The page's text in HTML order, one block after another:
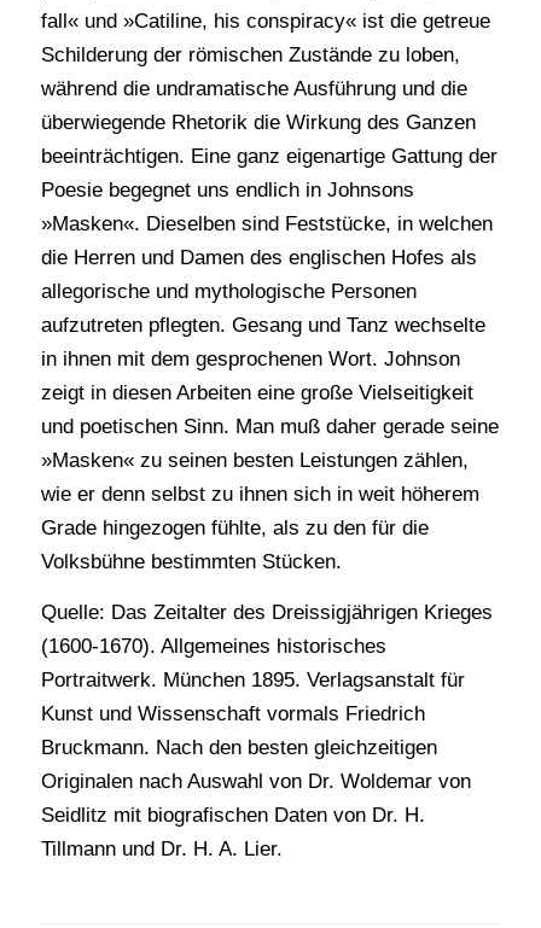
fall« und »Catiline, his conspiracy« ist die getreue
Schilderung der römischen Zustände zu loben,
während die undramatische Ausführung und die
überwiegende Rhetorik die Wirkung des Ganzen
beeinträchtigen. Eine ganz eigenartige Gattung der
Poesie begegnet uns endlich in Johnsons
»Masken«. Dieselben sind Feststücke, in welchen
die Herren und Damen des englischen Hofes als
allegorische und mythologische Personen
aufzutreten pflegten. Gesang und Tanz wechselte
in ihnen mit dem gesprochenen Wort. Johnson
zeigt in diesen Arbeiten eine große Vielseitigkeit
und poetischen Sinn. Man muß daher gerade seine
»Masken« zu seinen besten Leistungen zählen,
wie er denn selbst zu ihnen sich in weit höherem
Grade hingezogen fühlte, als zu den für die
Volksbühne bestimmten Stücken.
Quelle: Das Zeitalter des Dreissigjährigen Krieges
(1600-1670). Allgemeines historisches
Portraitwerk. München 1895. Verlagsanstalt für
Kunst und Wissenschaft vormals Friedrich
Bruckmann. Nach den besten gleichzeitigen
Originalen nach Auswahl von Dr. Woldemar von
Seidlitz mit biografischen Daten von Dr. H.
Tillmann und Dr. H. A. Lier.